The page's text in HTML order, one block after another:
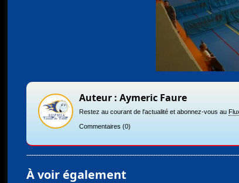
Auteur : Aymeric Faure
Restez au courant de l'actualité et abonnez-vous au
Commentaires (0)
À voir également